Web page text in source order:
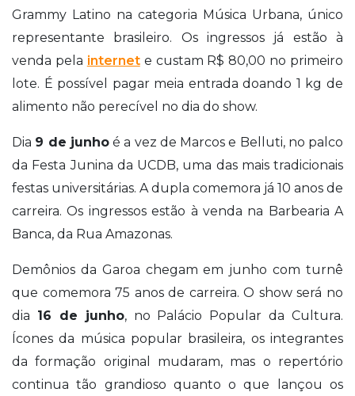
Grammy Latino na categoria Música Urbana, único
representante brasileiro. Os ingressos já estão à
venda pela internete custam R$ 80,00 no primeiro
lote. É possível pagar meia entrada doando 1 kg de
alimento não perecível no dia do show.
Dia 9 de junhoé a vez de Marcos e Belluti, no palco
da Festa Junina da UCDB, uma das mais tradicionais
festas universitárias. A dupla comemora já 10 anos de
carreira. Os ingressos estão à venda na Barbearia A
Banca, da Rua Amazonas.
Demônios da Garoa chegam em junho com turnê
que comemora 75 anos de carreira. O show será no
dia 16 de junho, no Palácio Popular da Cultura.
Ícones da música popular brasileira, os integrantes
da formação original mudaram, mas o repertório
continua tão grandioso quanto o que lançou os